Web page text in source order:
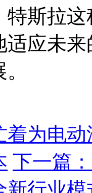
特斯拉
适应未
着为电
下一篇：